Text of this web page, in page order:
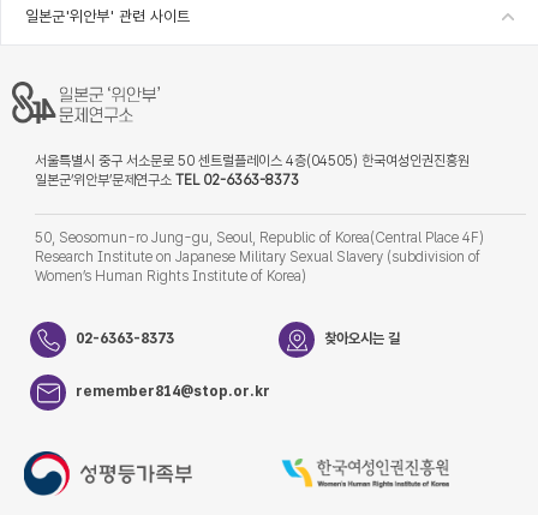
일본군'위안부' 관련 사이트
서울특별시 중구 서소문로 50 센트럴플레이스 4층(04505) 한국여성인권진흥원
일본군‘위안부’문제연구소 TEL 02-6363-8373
50, Seosomun-ro Jung-gu, Seoul, Republic of Korea(Central Place 4F)
Research Institute on Japanese Military Sexual Slavery (subdivision of
Women’s Human Rights Institute of Korea)
02-6363-8373 찾아오시는 길
remember814@stop.or.kr